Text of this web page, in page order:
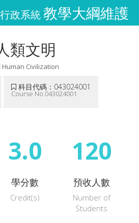
政系統教學大綱維護
類文明
Civilization
科目代碼：043024001
Course No.043024001
3.0
學分數
Credit(s)
120
預收人數
Number of
Students